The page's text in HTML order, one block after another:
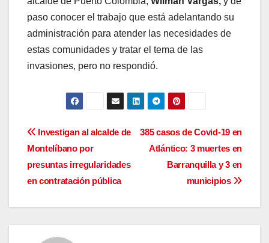
paso conocer el trabajo que está adelantando su
administración para atender las necesidades de
estas comunidades y tratar el tema de las
invasiones, pero no respondió.
Navegación
de
entradas
385 casos de Covid-19 en
Atlántico: 3 muertes en
Barranquilla y 3 en
municipios
Investigan al alcalde de
Montelíbano por
presuntas irregularidades
en contratación pública